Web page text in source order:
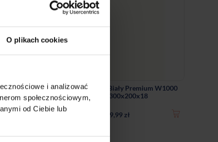
O plikach cookies
i analizować
społecznościowym,
od Ciebie lub
Egger - Próbka Biały Premium W1000
ST38 300x200x18
9,99 zł